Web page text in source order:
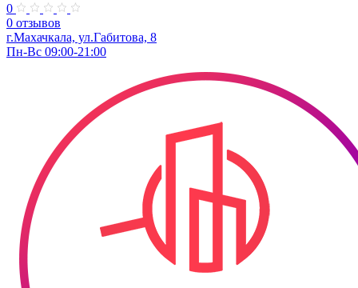
0
0 отзывов
г.Махачкала, ул.Габитова, 8
Пн-Вс 09:00-21:00